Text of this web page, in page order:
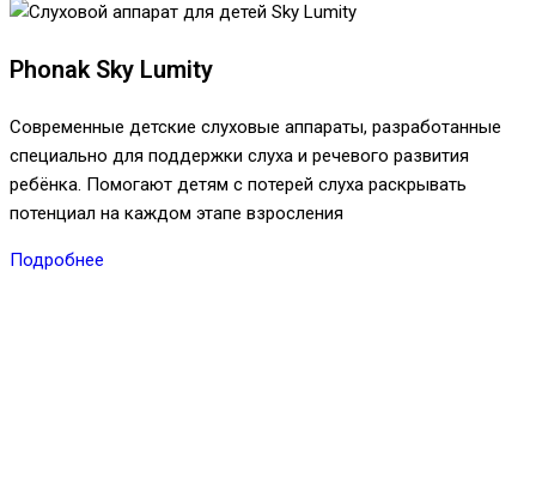
Phonak Sky Lumity
Современные детские слуховые аппараты, разработанные
специально для поддержки слуха и речевого развития
ребёнка. Помогают детям с потерей слуха раскрывать
потенциал на каждом этапе взросления
Подробнее